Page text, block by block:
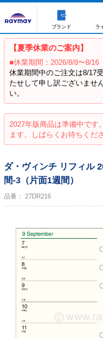
ブランド ラ
【夏季休業のご案内】
■休業期間：2026/8/8〜8/16
休業期間中のご注文は8/17
たせして申し訳ございませ
い。
2027年版商品は準備中です
ます。しばらくお待ちくだ
ダ・ヴィンチ リフィル
間-3（片面1週間）
品番： 27DR216